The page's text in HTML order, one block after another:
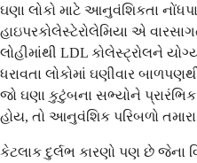
ઘણા લોકો માટે આનુવંશિકતા
હાઇપરકોલેસ્ટેરોલેમિયા એ
લોહીમાંથી LDL કોલેસ્ટ્રોલને
ધરાવતા લોકોમાં ઘણીવાર
જો ઘણા કુટુંબના સભ્યોને
હોય, તો આનુવંશિક પરિબળો
કેટલાક દુર્લભ કારણો પણ છે